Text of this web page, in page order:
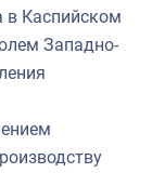
в Каспийском
Западно-